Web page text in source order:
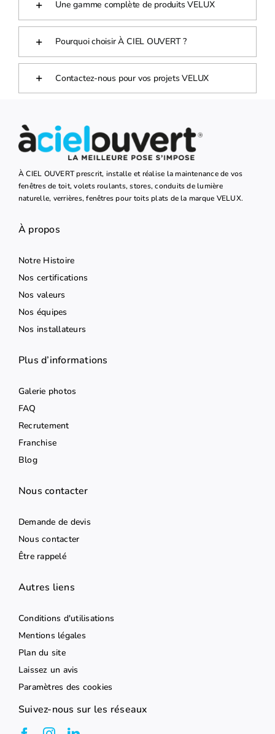
Une gamme complète de produits VELUX
Pourquoi choisir À CIEL OUVERT ?
Contactez-nous pour vos projets VELUX
À CIEL OUVERT prescrit, installe et réalise la maintenance de vos
fenêtres de toit, volets roulants, stores, conduits de lumière
naturelle, verrières, fenêtres pour toits plats de la marque VELUX.
À propos
Notre Histoire
Nos certifications
Nos valeurs
Nos équipes
Nos installateurs
Plus d’informations
Galerie photos
FAQ
Recrutement
Franchise
Blog
Nous contacter
Demande de devis
Nous contacter
Être rappelé
Autres liens
Conditions d'utilisations
Mentions légales
Plan du site
Laissez un avis
Paramètres des cookies
Suivez-nous sur les réseaux